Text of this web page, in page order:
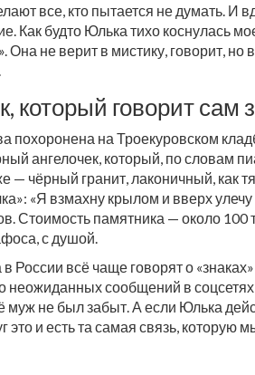
все, кто пытается не думать.
Как будто Юлька тихо коснулась
Она не верит в мистику, говорит,
который говорит сам
похоронена на Троекуровском
ангелочек, который, по словам
— чёрный гранит, лаконичный, как
«Я взмахну крылом и вверх
Стоимость памятника — около 100
с душой.
в России всё чаще говорят о
неожиданных сообщений в
муж не был забыт. А если Юлька
это и есть та самая связь, которую